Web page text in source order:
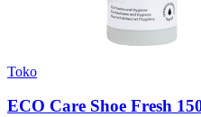
Toko
ECO Care Shoe Fresh